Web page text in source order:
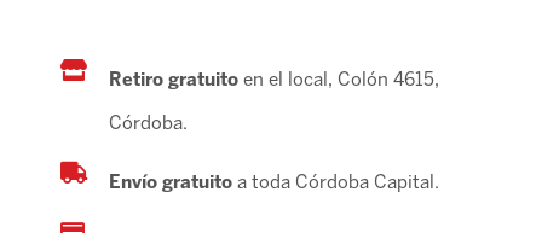
Retiro gratuito en el local, Colón 4615,
Córdoba.
Envío gratuitoa toda Córdoba Capital.